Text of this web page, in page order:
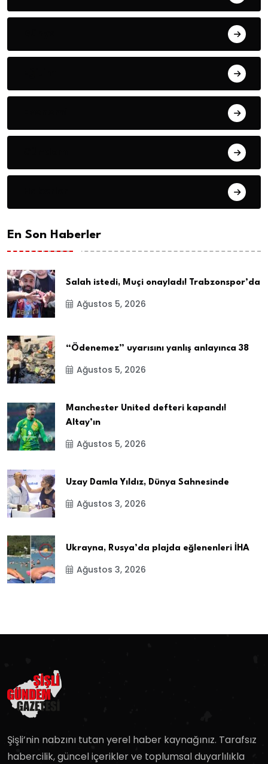
En Son Haberler
Salah istedi, Muçi onayladı! Trabzonspor’da
Ağustos 5, 2026
“Ödenemez” uyarısını yanlış anlayınca 38
Ağustos 5, 2026
Manchester United defteri kapandı!
Altay’ın
Ağustos 5, 2026
Uzay Damla Yıldız, Dünya Sahnesinde
Ağustos 3, 2026
Ukrayna, Rusya’da plajda eğlenenleri İHA
Ağustos 3, 2026
Şişli’nin nabzını tutan yerel haber kaynağınız. Tarafsız
habercilik, güncel içerikler ve toplumsal duyarlılıkla